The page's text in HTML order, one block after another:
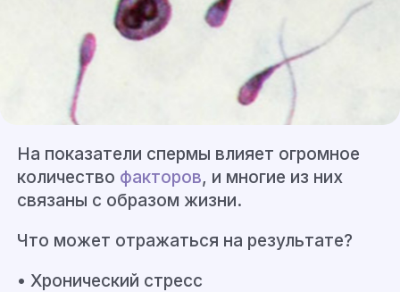
На показатели спермы влияет огромное
количество факторов, и многие из них
связаны с образом жизни.
Что может отражаться на результате?
• Хронический стресс